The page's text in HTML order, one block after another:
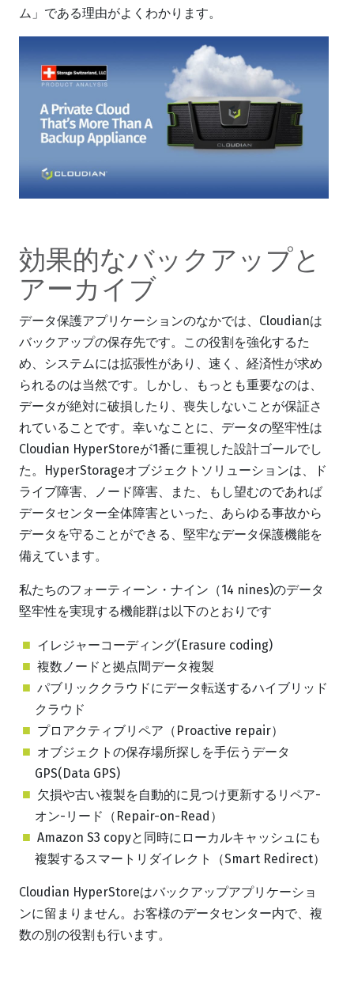
ム」である理由がよくわかります。
効果的なバックアップと
アーカイブ
データ保護アプリケーションのなかでは、Cloudianは
バックアップの保存先です。この役割を強化するた
め、システムには拡張性があり、速く、経済性が求め
られるのは当然です。しかし、もっとも重要なのは、
データが絶対に破損したり、喪失しないことが保証さ
れていることです。幸いなことに、データの堅牢性は
Cloudian HyperStoreが1番に重視した設計ゴールでし
た。HyperStorageオブジェクトソリューションは、ド
ライブ障害、ノード障害、また、もし望むのであれば
データセンター全体障害といった、あらゆる事故から
データを守ることができる、堅牢なデータ保護機能を
備えています。
私たちのフォーティーン・ナイン（14 nines)のデータ
堅牢性を実現する機能群は以下のとおりです
イレジャーコーディング(Erasure coding)
複数ノードと拠点間データ複製
パブリッククラウドにデータ転送するハイブリッド
クラウド
プロアクティブリペア（Proactive repair）
オブジェクトの保存場所探しを手伝うデータ
GPS(Data GPS)
欠損や古い複製を自動的に見つけ更新するリペア-
オン-リード（Repair-on-Read）
Amazon S3 copyと同時にローカルキャッシュにも
複製するスマートリダイレクト（Smart Redirect）
Cloudian HyperStoreはバックアップアプリケーショ
ンに留まりません。お客様のデータセンター内で、複
数の別の役割も行います。